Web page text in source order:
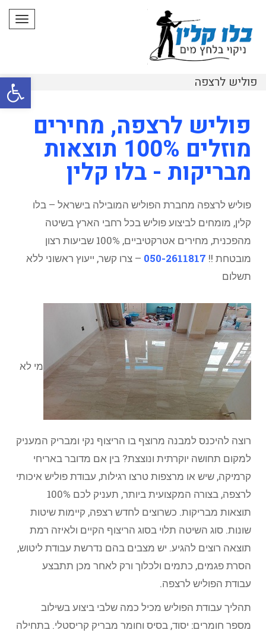
פתח פוליש לרצפה
פוליש לרצפה, מחירים
מוזלים 100% תוצאות
מבריקות - בלו קלין
פוליש לרצפה מחברת הפוליש המובילה בישראל – בלו
קלין, מומחים לביצוע פוליש בכל רחבי הארץ בשיטה
מהפכנית, מחירים אטרקטיביים, 100% שביעות רצון
מובטחת !! 050-2611817 – צרו קשר, ייעוץ ראשוני ללא
תשלום​
מי לא
רוצה להיכנס למבנה מרוצף בו הריצוף נקי ומבריק המעניק
למקום תחושה יוקרתית ונוצצת? בין אם מדובר באריחי
קרמיקה, שיש או מרצפות טרצו רגילות, עבודת פוליש איכותי
לרצפה, בצורה המקצועית ביותר, תעניק לכם 100%
תוצאות מבריקות. כשרוצים לחדש רצפה, קיימות שיטות
שונות. סוג השיטה תלוי בסוג הריצוף הקיים ולאיזה רמת
תוצאה רוצים להגיע. יש מצבים בהם נדרשת עבודת ליטוש,
הסרת פגמים, כתמים ולכלוך ורק לאחר מכן תתבצע
עבודת הפוליש לרצפה.
תהליך עבודת הפוליש מכיל כמה שלבי ביצוע בשילוב
מספר חומרים: יסוד, בסיס וחומר מבריק קריסטלי. בתחילה